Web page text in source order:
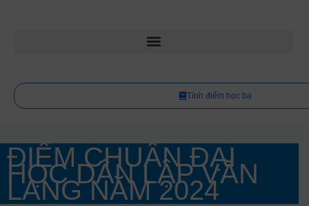
Tính điểm học bạ
ĐIỂM CHUẨN ĐẠI
HỌC DÂN LẬP VĂN
LANG NĂM2024